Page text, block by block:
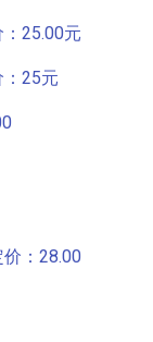
25.00元
：25元
：28.00